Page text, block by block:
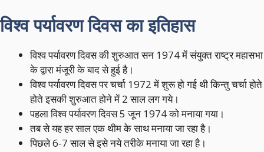
विश्व पर्यावरण दिवस का इतिहास
विश्व पर्यावरण दिवस की शुरुआत सन 1974 में संयुक्त राष्ट्र महासभा
के द्वारा मंजूरी के बाद से हुई है।
विश्व पर्यावरण दिवस पर चर्चा 1972 में शुरू हो गई थी किन्तु चर्चा होते
होते इसकी शुरुआत होने में 2 साल लग गये।
पहला विश्व पर्यावरण दिवस 5 जून 1974 को मनाया गया।
तब से यह हर साल एक थीम के साथ मनाया जा रहा है।
पिछले 6-7 साल से इसे नये तरीके मनाया जा रहा है।